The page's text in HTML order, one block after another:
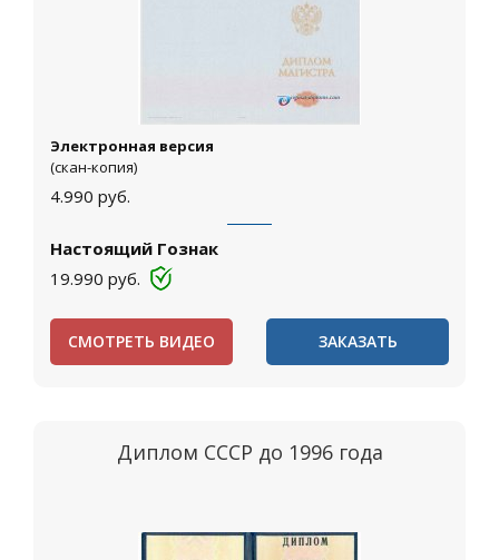
Электронная версия
(скан-копия)
4.990 руб.
Настоящий Гознак
19.990 руб.
СМОТРЕТЬ ВИДЕО ЗАКАЗАТЬ
Диплом СССР до 1996 года